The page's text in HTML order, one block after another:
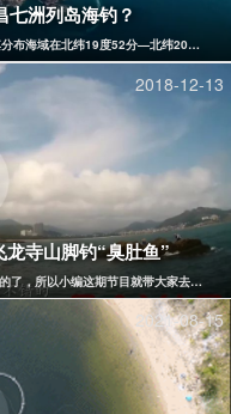
七洲列岛海钓？
布海域在北纬19度52分—北纬20度，
2018-12-13
寺山脚钓“臭肚鱼”
了，所以小编这期节目就带大家去东平
2021-08-15